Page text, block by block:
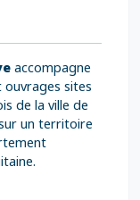
accompagne
sites
de la ville de
un territoire